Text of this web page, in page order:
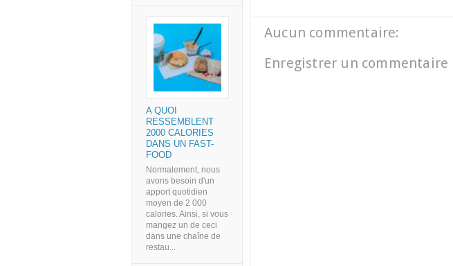
Aucun commentaire:
Enregistrer un commentaire
A QUOI
RESSEMBLENT
2000 CALORIES
DANS UN FAST-
FOOD
Normalement, nous
avons besoin d'un
apport quotidien
moyen de 2 000
calories. Ainsi, si vous
mangez un de ceci
dans une chaîne de
restau...